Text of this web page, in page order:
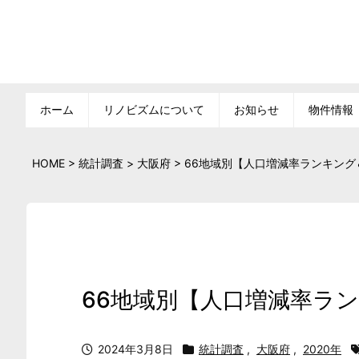
ホーム リノビズムについて お知らせ 物件情報
HOME > 統計調査 > 大阪府 > 66地域別【人口増減率ランキン
66地域別【人口増減率ラ
2024年3月8日 統計調査 , 大阪府 , 2020年